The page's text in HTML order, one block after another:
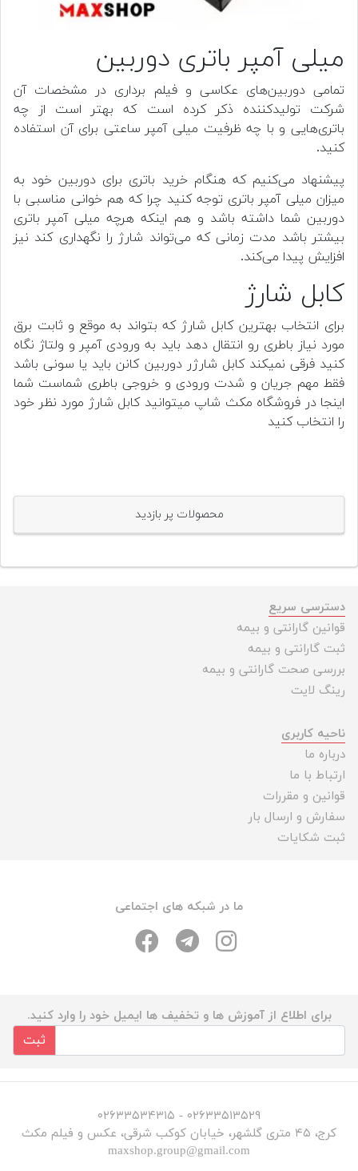
میلی آمپر باتری دوربین
تمامی دوربین‌های عکاسی و فیلم برداری در مشخصات آن
شرکت تولیدکننده ذکر کرده است که بهتر است از چه
باتری‌هایی و با چه ظرفیت میلی آمپر ساعتی برای آن استفاده
کنید.
پیشنهاد می‌کنیم که هنگام خرید باتری برای دوربین خود به
میزان میلی آمپر باتری توجه کنید چرا که هم خوانی مناسبی با
دوربین شما داشته باشد و هم اینکه هرچه میلی آمپر باتری
بیشتر باشد مدت زمانی که می‌تواند شارژ را نگهداری کند نیز
افزایش پیدا می‌کند.
کابل شارژ
برای انتخاب بهترین کابل شارژ که بتواند به موقع و ثابت برق
مورد نیاز باطری رو انتقال دهد باید به ورودی آمپر و ولتاژ نگاه
کنید فرقی نمیکند کابل شارژر دوربین کانن باید یا سونی باشد
فقط مهم جریان و شدت ورودی و خروجی باطری شماست شما
اینجا در فروشگاه مکث شاپ میتوانید کابل شارژ مورد نظر خود
را انتخاب کنید
محصولات پر بازدید
دسترسی سریع
قوانین گارانتی و بیمه
ثبت گارانتی و بیمه
بررسی صحت گارانتی و بیمه
رینگ لایت
ناحیه کاربری
درباره ما
ارتباط با ما
قوانین و مقررات
سفارش و ارسال بار
ثبت شکایات
ما در شبکه های اجتماعی
برای اطلاع از آموزش ها و تخفیف ها ایمیل خود را وارد کنید.
ثبت
۰۲۶۳۳۵۱۳۵۲۹ - ۰۲۶۳۳۵۳۴۳۱۵
کرج، ۴۵ متری گلشهر، خیابان کوکب شرقی، عکس و فیلم مکث
maxshop.group@gmail.com